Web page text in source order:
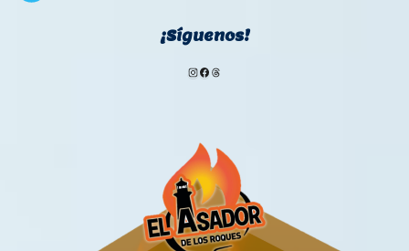
¡Síguenos!
Instagram
Facebook
Threads